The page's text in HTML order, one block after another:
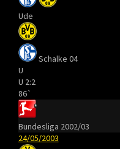
Ude
Schalke 04
U
U 2:2
86`
Bundesliga 2002/03
24/05/2003